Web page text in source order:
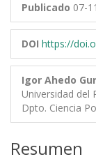
Publicado 07-
DOI https://
Igor Ahedo
Universidad del
Dpto. Ciencia
Resumen